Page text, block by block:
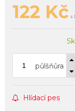
122 Kč s
půlšňůra
Hlídací pes